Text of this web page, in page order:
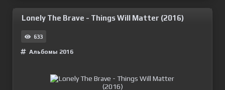
Lonely The Brave - Things Will Matter (2016)
633
Альбомы 2016